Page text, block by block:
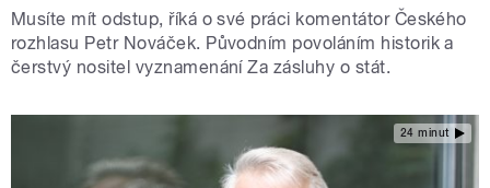
Musíte mít odstup, říká o své práci komentátor Českého
rozhlasu Petr Nováček. Původním povoláním historik a
čerstvý nositel vyznamenání Za zásluhy o stát.
24 minut